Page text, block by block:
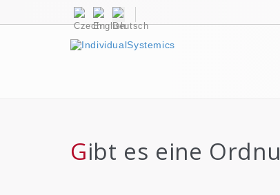
Gibt es eine